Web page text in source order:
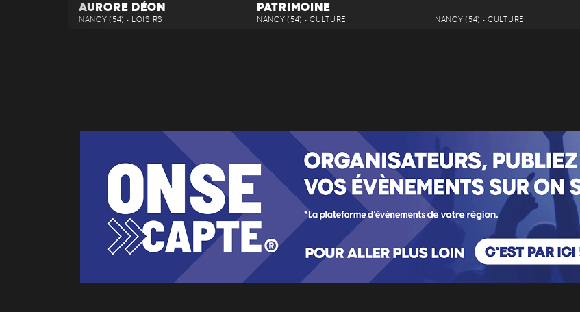
AURORE DÉON
NANCY (54) • LOISIRS
PATRIMOINE
NANCY (54) • CULTURE NANCY (54) • CULTURE